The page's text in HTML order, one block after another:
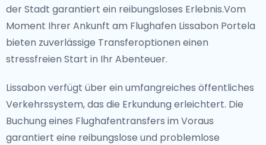
der Stadt garantiert ein reibungsloses Erlebnis.Vom
Moment Ihrer Ankunft am Flughafen Lissabon Portela
bieten zuverlässige Transferoptionen einen
stressfreien Start in Ihr Abenteuer.
Lissabon verfügt über ein umfangreiches öffentliches
Verkehrssystem, das die Erkundung erleichtert. Die
Buchung eines Flughafentransfers im Voraus
garantiert eine reibungslose und problemlose